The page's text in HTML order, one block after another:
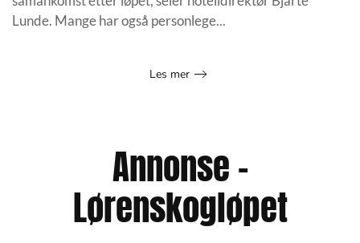
Lunde. Mange har også personlege...
Les mer
Annonse –
Lørenskogløpet